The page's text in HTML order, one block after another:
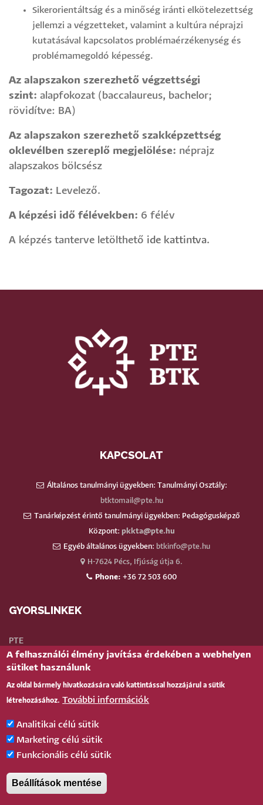
Sikerorientáltság és a minőség iránti elkötelezettség
jellemzi a végzetteket, valamint a kultúra néprajzi
kutatásával kapcsolatos problémaérzékenység és
problémamegoldó képesség.
Az alapszakon szerezhető végzettségi
szint: alapfokozat (baccalaureus, bachelor;
rövidítve: BA)
Az alapszakon szerezhető szakképzettség
oklevélben szereplő megjelölése: néprajz
alapszakos bölcsész
Tagozat: Levelező.
A képzési idő félévekben: 6 félév
A képzés tanterve letölthető ide kattintva.
KAPCSOLAT
Általános tanulmányi ügyekben: Tanulmányi Osztály:
btktomail@pte.hu
Tanárképzést érintő tanulmányi ügyekben: Pedagógusképző
Központ: pkkta@pte.hu
Egyéb általános ügyekben: btkinfo@pte.hu
H-7624 Pécs, Ifjúság útja 6.
Phone: +36 72 503 600
GYORSLINKEK
PTE
Neptun
Webmail
Telefonkönyv
Teams
TÉR
(oktatói)
BELÉPÉS
Bejelentkezés
Pécsi Tudományegyetem |
A felhasználói élmény javítása érdekében a webhelyen
sütiket használunk
Az oldal bármely hivatkozására való kattintással hozzájárul a sütik
létrehozásához. További információk
Analitikai célú sütik
Marketing célú sütik
Funkcionális célú sütik
Beállítások mentése